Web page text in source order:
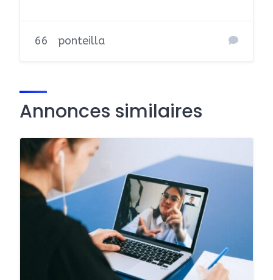
66 ponteilla
Annonces similaires